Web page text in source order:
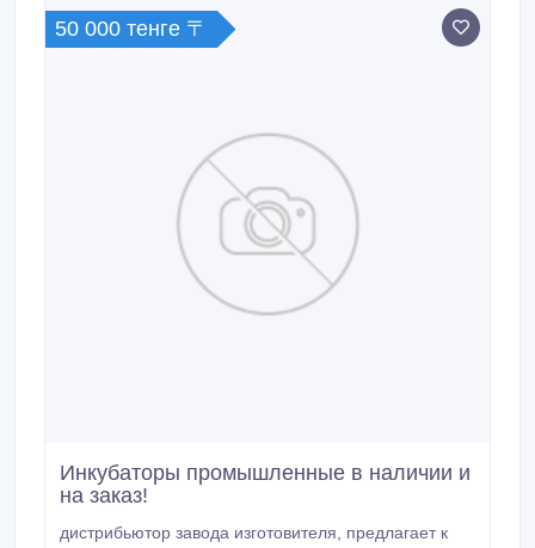
50 000 тенге 〒
Инкубаторы промышленные в наличии и
на заказ!
дистрибьютор завода изготовителя, предлагает к